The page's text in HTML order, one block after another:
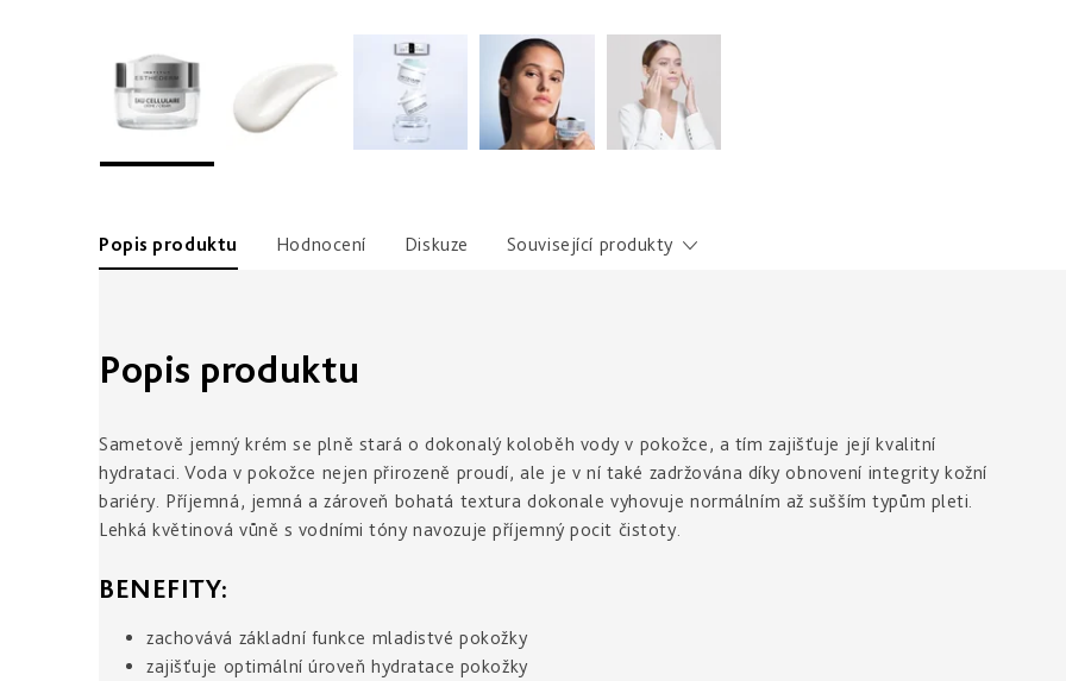
Popis produktu Hodnocení Diskuze Související produkty
Popis produktu
Sametově jemný krém se plně stará o dokonalý koloběh vody v pokožce, a tím zajišťuje její kvalitní
hydrataci. Voda v pokožce nejen přirozeně proudí, ale je v ní také zadržována díky obnovení integrity kožní
bariéry. Příjemná, jemná a zároveň bohatá textura dokonale vyhovuje normálním až sušším typům pleti.
Lehká květinová vůně s vodními tóny navozuje příjemný pocit čistoty.
BENEFITY:
zachovává základní funkce mladistvé pokožky
zajišťuje optimální úroveň hydratace pokožky